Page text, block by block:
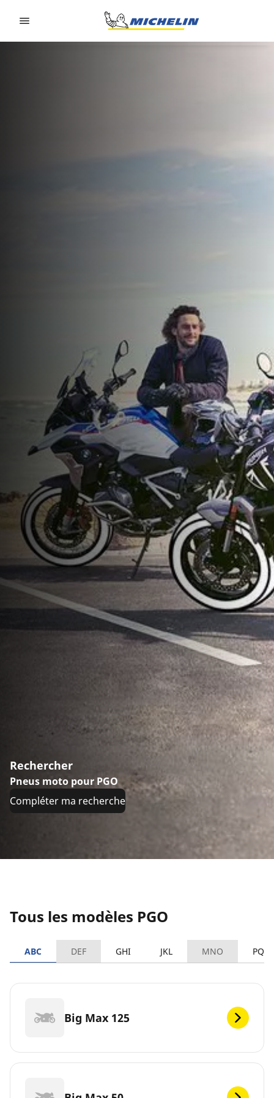
Rechercher
Pneus moto pour PGO
Compléter ma recherche
Tous les modèles PGO
ABC DEF GHI JKL MNO PQRS
Big Max 125